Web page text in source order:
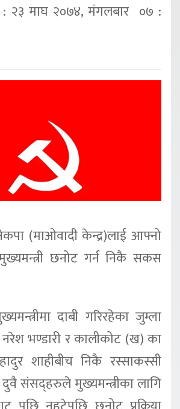
: २३ माघ २०७४, मंगलबार ०७ :
(माओवादी केन्द्र)लाई आफ्नो
छनोट गर्न निकै सकस
दाबी गरिरहेका जुम्ला
भण्डारी र कालीकोट (ख) का
शाहीबीच निकै रस्साकस्सी
संसद्हरुले मुख्यमन्त्रीका लागि